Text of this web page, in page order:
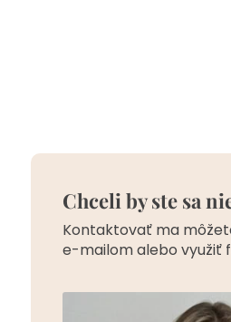
Chceli by ste sa
Kontaktovať ma
e-mailom alebo využiť